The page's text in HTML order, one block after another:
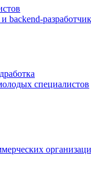
backend-
специалистов